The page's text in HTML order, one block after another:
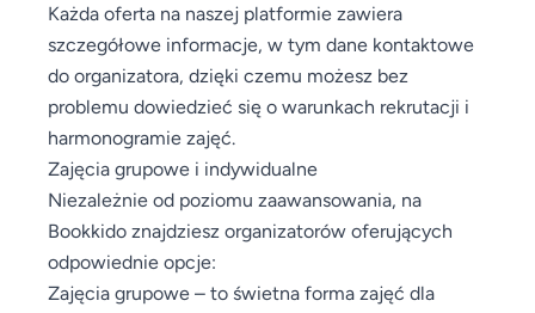
Każda oferta na naszej platformie zawiera
szczegółowe informacje, w tym dane kontaktowe
do organizatora, dzięki czemu możesz bez
problemu dowiedzieć się o warunkach rekrutacji i
harmonogramie zajęć.
Zajęcia grupowe i indywidualne
Niezależnie od poziomu zaawansowania, na
Bookkido znajdziesz organizatorów oferujących
odpowiednie opcje:
Zajęcia grupowe – to świetna forma zajęć dla